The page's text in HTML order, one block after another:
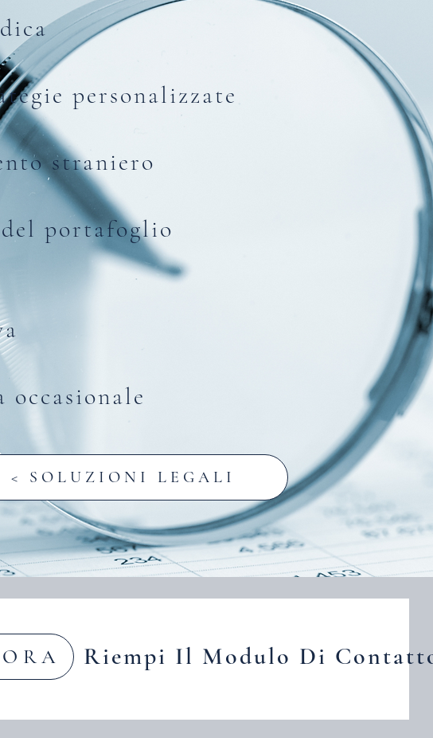
personalizzate
straniero
portafoglio
< SOLUZIONI LEGALI
Riempi Il Modulo Di